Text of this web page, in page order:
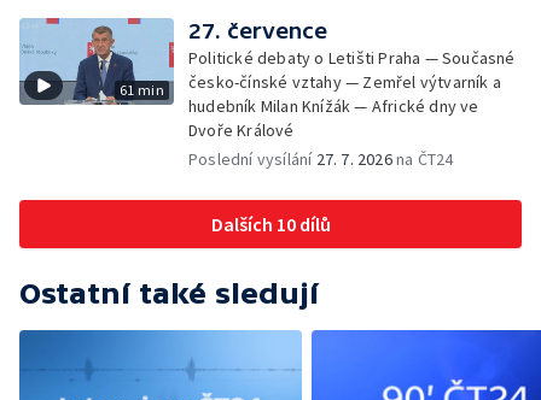
61 min
27. července
Politické debaty o Letišti Praha — Současné
česko-čínské vztahy — Zemřel výtvarník a
hudebník Milan Knížák — Africké dny ve
Dvoře Králové
Poslední vysílání 27. 7. 2026na ČT24
Dalších 10 dílů
Ostatní také sledují